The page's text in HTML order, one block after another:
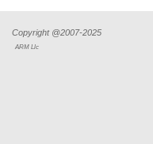
Copyright @2007-2025
ARM Llc